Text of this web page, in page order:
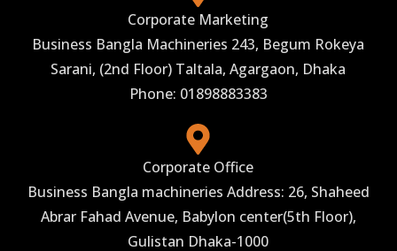
Phone: 01898883383
Corporate Marketing
Business Bangla Machineries 243, Begum Rokeya
Sarani, (2nd Floor) Taltala, Agargaon, Dhaka
Corporate Office
Business Bangla machineries Address: 26, Shaheed
Abrar Fahad Avenue, Babylon center(5th Floor),
Gulistan Dhaka-1000